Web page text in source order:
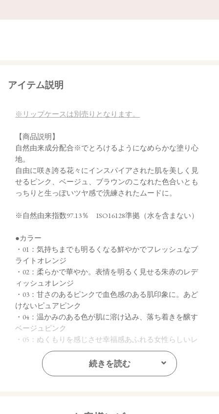
アイテム説明
※リップケースは別売りとなります。
【商品説明】
自然由来成分配合※でとろけるようになめらかな塗り心
地。
自由に咲き誇る花々にインスパイアされた肌を美しく見
せるピンク、ベージュ、ブラウンのこなれた色合いとも
っちりと生っぽいツヤ感で洗練されたムードに。
※自然由来指数97.13％ ISO16128準拠（水を含まない）
●カラー
・01：気持ちまでも明るくなる鮮やかでフレッシュなブ
ライトオレンジ
・02：柔らかで華やか。表情を明るく見せる朱赤のレデ
ィッシュオレンジ
・03：甘さのあるピンクで血色感のある肌印象に。あど
けないピュアピンク
・04：温かみのある色が肌に溶け込み、落ち着きを醸す
ベージュピンク
・05：ぬくもりを感じさせ幸福感あふれる女性らしいレ
ディッシュピンク
・06：ほのかな青みで落ち着きと品の良さを印象づける
ダスティピンク
続きを読む